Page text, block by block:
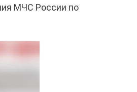
МЧС России по